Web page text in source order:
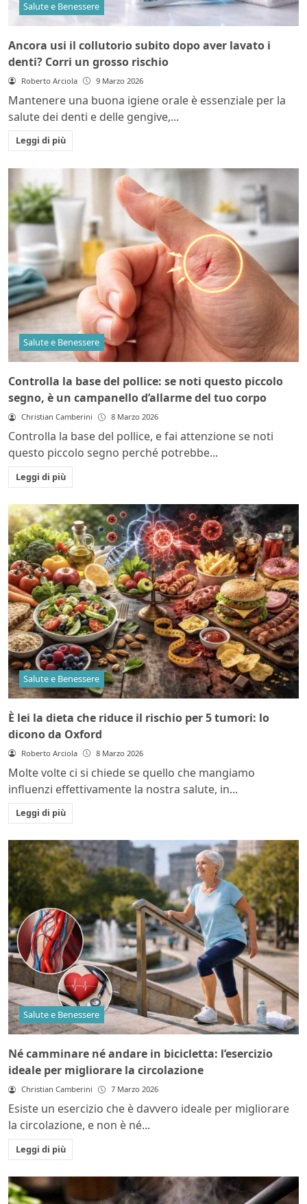
Salute e Benessere
Ancora usi il collutorio subito dopo aver lavato i
denti? Corri un grosso rischio
Roberto Arciola 9 Marzo 2026
Mantenere una buona igiene orale è essenziale per la
salute dei denti e delle gengive,...
Leggi di più
Salute e Benessere
Controlla la base del pollice: se noti questo piccolo
segno, è un campanello d’allarme del tuo corpo
Christian Camberini 8 Marzo 2026
Controlla la base del pollice, e fai attenzione se noti
questo piccolo segno perché potrebbe...
Leggi di più
Salute e Benessere
È lei la dieta che riduce il rischio per 5 tumori: lo
dicono da Oxford
Roberto Arciola 8 Marzo 2026
Molte volte ci si chiede se quello che mangiamo
influenzi effettivamente la nostra salute, in...
Leggi di più
Salute e Benessere
Né camminare né andare in bicicletta: l’esercizio
ideale per migliorare la circolazione
Christian Camberini 7 Marzo 2026
Esiste un esercizio che è davvero ideale per migliorare
la circolazione, e non è né...
Leggi di più